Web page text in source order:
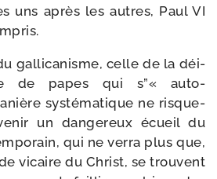
uns après les autres, Paul VI
gal­li­ca­nisme, celle de la déi­
de papes qui s”« auto-​
sys­té­ma­tique ne risque-​
un dan­ge­reux écueil du
qui ne ver­ra plus que,
vicaire du Christ, se trouvent